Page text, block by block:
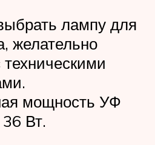
лампу для
желательно
мощность УФ
Вт.